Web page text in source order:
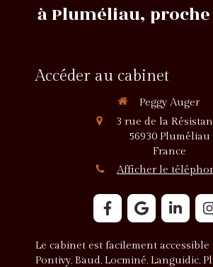
à Pluméliau,
Accéder au cabinet
Peggy Auger
3 rue de la
56930 Pluméliau
France
Afficher le
Le cabinet est facilement accessible
Pontivy, Baud, Locminé, Languidic,